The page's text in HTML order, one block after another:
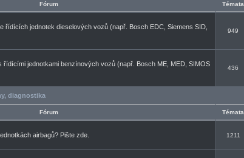
Fórum Témata
řídících jednotek dieselových vozů (např. Bosch EDC, Siemens SID,
949
řídícími jednotkami benzínových vozů (např. Bosch ME, MED, SIMOS
436
diagnostika
Fórum Témata
airbagů? Pište zde.
1211